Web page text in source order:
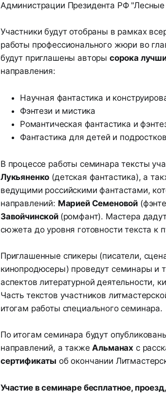
Администрации Президента РФ
Участники будут отобраны в рамках
работы профессионального жюри во
будут приглашены авторы сорока
направления:
Научная фантастика и
Фэнтези и мистика
Романтическая фантастика и
Фантастика для детей и подростков
В процессе работы семинара тексты
Лукьяненко (детская фантастика), а
ведущими российскими фантастами,
направлений: Марией Семеновой
Завойчинской (ромфант). Мастера
сюжета до уровня готовности текста к
Приглашенные спикеры (писатели,
кинопродюсеры) проведут семинары и
аспектов литературной деятельности,
Часть текстов участников
итогам работы специального семинара.
По итогам семинара будут
направлений, а такжеАльманах с
сертификаты об окончании
Участие в семинаре бесплатное,